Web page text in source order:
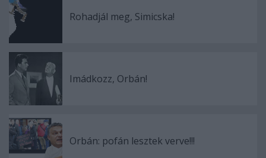
Rohadjál meg, Simicska!
Imádkozz, Orbán!
Orbán: pofán lesztek verve!!!